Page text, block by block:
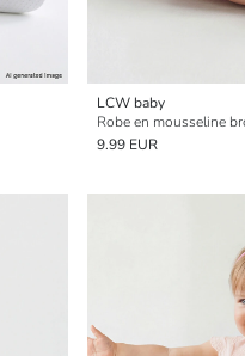
LCW baby
Robe en mousseline
9.99 EUR